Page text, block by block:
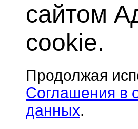
сайтом
cookie.
Продолжая
Соглашения в
данных.